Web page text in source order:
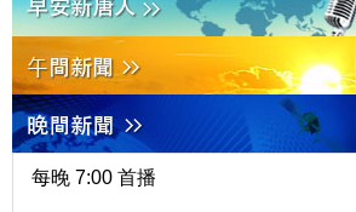
每晚 7:00 首播